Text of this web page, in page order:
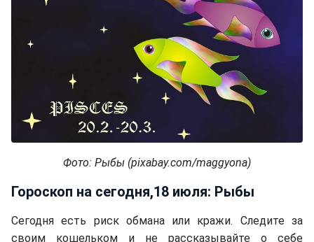
Фото: Рыбы (pixabay.com/maggyona)
Гороскоп на сегодня,18 июля: Рыбы
Сегодня есть риск обмана или кражи. Следите за
своим кошельком и не рассказывайте о себе